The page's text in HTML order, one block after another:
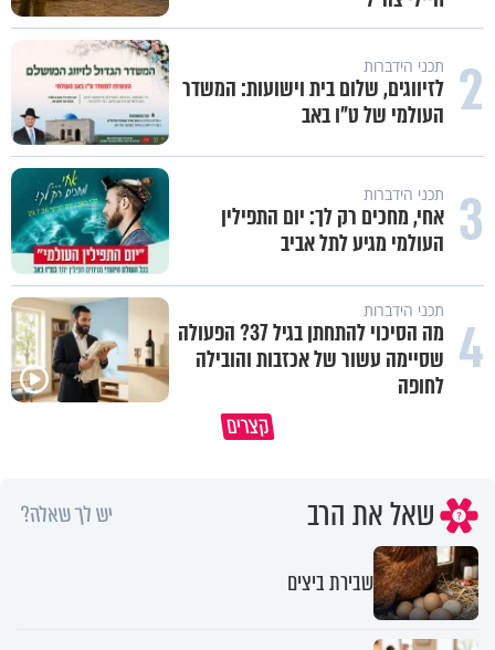
2 תכני הידברות
לזיווגים, שלום בית וישועות: המשדר
העולמי של ט"ו באב
3 תכני הידברות
אחי, מחכים רק לך: יום התפילין
העולמי מגיע לתל אביב
4 תכני הידברות
מה הסיכוי להתחתן בגיל 37? הפעולה
שסיימה עשור של אכזבות והובילה
לחופה
קצרים
שאל את הרב יש לך שאלה?
שבירת ביצים